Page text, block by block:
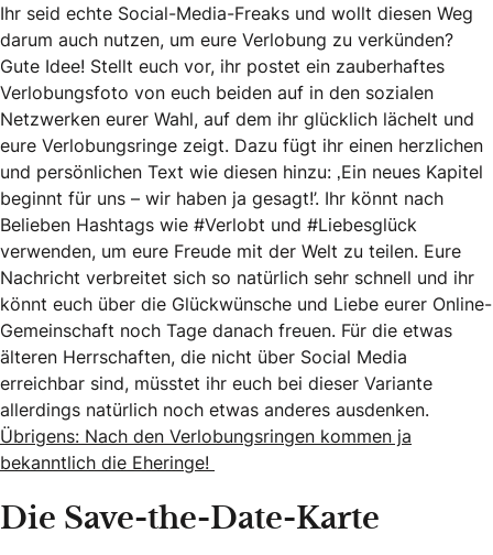
Ihr seid echte Social-Media-Freaks und wollt diesen Weg
darum auch nutzen, um eure Verlobung zu verkünden?
Gute Idee! Stellt euch vor, ihr postet ein zauberhaftes
Verlobungsfoto von euch beiden auf in den sozialen
Netzwerken eurer Wahl, auf dem ihr glücklich lächelt und
eure Verlobungsringe zeigt. Dazu fügt ihr einen herzlichen
und persönlichen Text wie diesen hinzu: ‚Ein neues Kapitel
beginnt für uns – wir haben ja gesagt!’. Ihr könnt nach
Belieben Hashtags wie #Verlobt und #Liebesglück
verwenden, um eure Freude mit der Welt zu teilen. Eure
Nachricht verbreitet sich so natürlich sehr schnell und ihr
könnt euch über die Glückwünsche und Liebe eurer Online-
Gemeinschaft noch Tage danach freuen. Für die etwas
älteren Herrschaften, die nicht über Social Media
erreichbar sind, müsstet ihr euch bei dieser Variante
allerdings natürlich noch etwas anderes ausdenken.
Übrigens: Nach den Verlobungsringen kommen ja
bekanntlich die Eheringe!
Die Save-the-Date-Karte